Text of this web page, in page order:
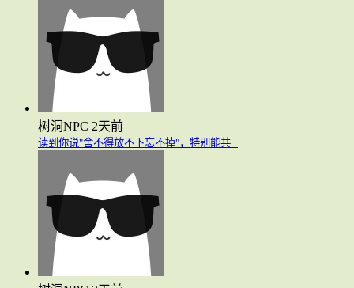
树洞NPC 2天前
读到你说"舍不得放不下忘不掉"，特别能共...